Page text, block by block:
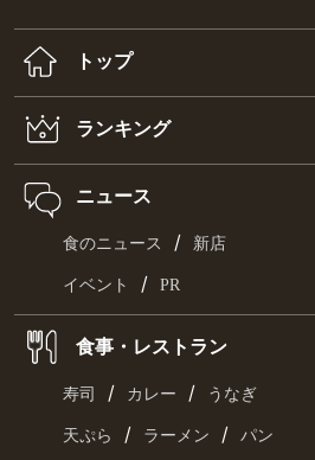
トップ
ランキング
ニュース
食のニュース / 新店
イベント / PR
食事・レストラン
寿司 / カレー / うなぎ
天ぷら / ラーメン / パン